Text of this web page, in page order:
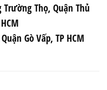
Thọ, Quận Thủ
Gò Vấp, TP HCM